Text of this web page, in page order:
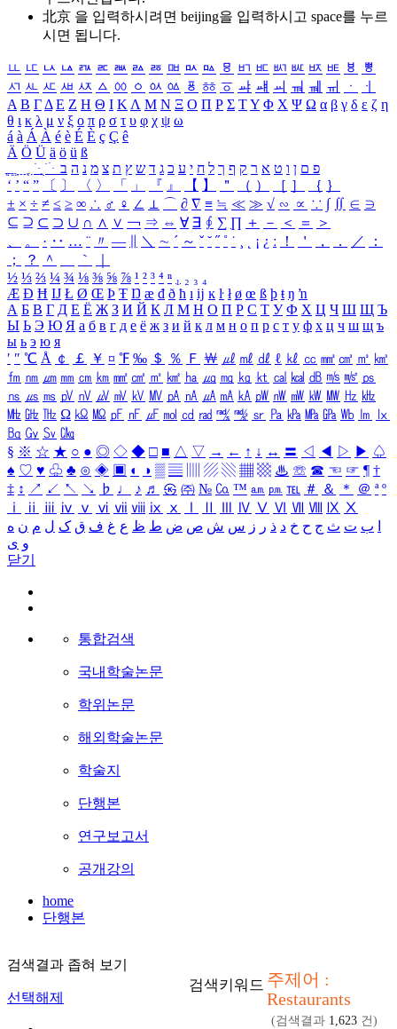
北京 을 입력하시려면 beijing을 입력하시고 space를 누르
시면 됩니다.
ㅥ ㅦ ㅧ ㅨ ㅩ ㅪ ㅫ ㅬ ㅭ ㅮ ㅯ ㅰ ㅱ ㅲ ㅳ ㅴ ㅵ ㅶ ㅷ ㅸ
ㅹ
ㅺ ㅻ ㅼ ㅽ ㅾ ㅿ ㆀ ㆁ ㆂ ㆃ ㆄ ㆅ ㆆ ㆇ ㆈ ㆉ ㆊ ㆋ ㆌ ㆍ
ㆎ
Α Β ΓΔ Ε Ζ Η Θ Ι ΚΛ Μ Ν Ξ Ο Π Ρ Σ ΤΥ Φ Χ Ψ Ω α β γ δ ε ζ η
θ ι κ λ μ ν ξ ο π ρ σ τ υ φ χ ψ ω
á à Á À é è É È ç Ç ê
Ä Ö Ü ä ö ü ß
ִֶֹ ֻּ ׁׂ פ ם ן ו ט א ר ק ף ך ל ח י ע כ ג ד ש ץ ת צ מ נ ה ב
‘ ’ “ ” 〔 〕 〈 〉 「 」 『 』 【 】 ＂ （ ） ［ ］ ｛ ｝
± × ÷ ≠ ≤ ≥ ∞ ∴ ♂ ♀ ∠ ⊥ ⌒ ∂ ∇ ≡ ≒ ≪ ≫ √ ∽ ∝ ∵ ∫ ∬ ∈ ∋
⊆ ⊇ ⊂ ⊃ ∪ ∩ ∧ ∨ ￢ ⇒ ⇔ ∀ ∃ ∮ ∑ ∏ ＋ － ＜ ＝
＞
、
。 · ‥ … ¨ 〃 ― ＼ ∼ ´ ～ ˇ ˘ ˝ ˚ ˙ ¸ ¡ ¿ ː ！ ＇ ， ． ／
：
；
？ ＾ ｀
½ ⅓ ⅔ ¼ ¾ ⅛ ⅜ ⅝ ⅞ ¹ ² ³ ⁴ ⁿ ₁ ₂ ₃ ₄
Æ Ð Ħ Ĳ Ł Ø Œ Þ Ŧ Ŋ æ đ ð ħ ı ĳ ĸ ŀ ł ø œ ß þ ŧ ŋ ŉ
А Б В Г Д Е Ё Ж З И Й К Л М Н О П Р С Т У Ф Х Ц Ч Ш Щ Ъ
Ы Ь Э Ю Я а б в г д е ё ж з и й к л м н о п р с т у ф х ц ч ш щ ъ
ы ь э ю я
′ ″ ℃ Å ￠ ￡ ￥ ¤ ℉ ‰ ＄ ％ Ｆ ￦ ㎕ ㎖ ㎗ ℓ ㎘ ㏄ ㎣ ㎤ ㎥ ㎦
㎙ ㎚ ㎛ ㎜ ㎝ ㎞ ㎟ ㎠ ㎡ ㎢ ㏊ ㎍ ㎎ ㎏ ㏏ ㎈ ㎉ ㏈ ㎧ ㎨ ㎰
㎱ ㎲ ㎳ ㎴ ㎵ ㎶ ㎷ ㎸ ㎹ ㎀ ㎁ ㎂ ㎃ ㎄ ㎺ ㎻ ㎽ ㎾ ㎿ ㎐ ㎑
㎒ ㎓ ㎔ Ω ㏀ ㏁ ㎊ ㎋ ㎌ ㏖ ㏅ ㎭ ㎮ ㎯ ㏛ ㎩ ㎪ ㎫ ㎬ ㏝ ㏐
㏓
㏃ ㏉ ㏜ ㏆
§ ※ ☆ ★ ○ ● ◎ ◇ ◆ □ ■ △ ▽ → ← ↑ ↓ ↔ 〓 ◁ ◀ ▷ ▶ ♤
♠ ♡ ♥ ♧ ♣ ⊙ ◈ ▣ ◐ ◑ ▒ ▤ ▨ ▧ ▦ ▩ ♨ ☏ ☎ ☜ ☞ ¶ †
‡ ↕ ↗ ↙ ↖ ↘ ♭ ♩ ♪ ♬ ㉿ ㈜ № ㏇ ™ ㏂ ㏘ ℡ ＃ ＆ ＊ ＠ ª º
ⅰ
ⅱ ⅲ ⅳ ⅴ ⅵ ⅶ ⅷ ⅸ ⅹ Ⅳ Ⅴ Ⅵ Ⅶ Ⅷ Ⅸ Ⅹ
ب ت ث ج ح خ د ذ ر ز س ش ص ض ط ظ ع غ ف ق ک ل م ن ه
و ی
닫기
통합검색
국내학술논문
학위논문
해외학술논문
학술지
단행본
연구보고서
공개강의
home
단행본
검색결과 좁혀 보기
선택해제
검색키워드 주제어 :
Restaurants
(검색결과 1,623 건)